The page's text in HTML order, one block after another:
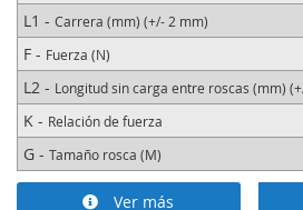
L1 - Carrera (mm) (+/- 2 mm)
F - Fuerza (N)
L2 - Longitud sin carga entre roscas (mm)
K - Relación de fuerza
G - Tamaño rosca (M)
Ver más